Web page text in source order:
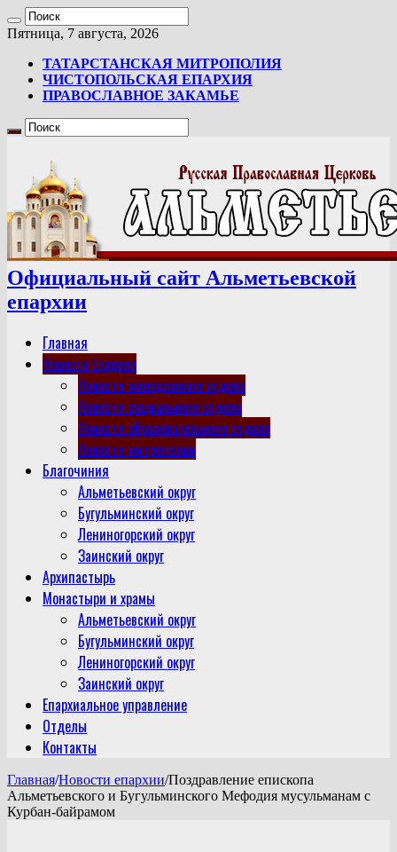
Пятница, 7 августа, 2026
ТАТАРСТАНСКАЯ МИТРОПОЛИЯ
ЧИСТОПОЛЬСКАЯ ЕПАРХИЯ
ПРАВОСЛАВНОЕ ЗАКАМЬЕ
Официальный сайт Альметьевской
епархии
Главная
Новости Епархии
Новости молодежного отдела
Новости социального отдела
Новости образовательного отдела
Новости митрополии
Благочиния
Альметьевский округ
Бугульминский округ
Лениногорский округ
Заинский округ
Архипастырь
Монастыри и храмы
Альметьевский округ
Бугульминский округ
Лениногорский округ
Заинский округ
Епархиальное управление
Отделы
Контакты
Главная/Новости епархии/Поздравление епископа
Альметьевского и Бугульминского Мефодия мусульманам с
Курбан-байрамом